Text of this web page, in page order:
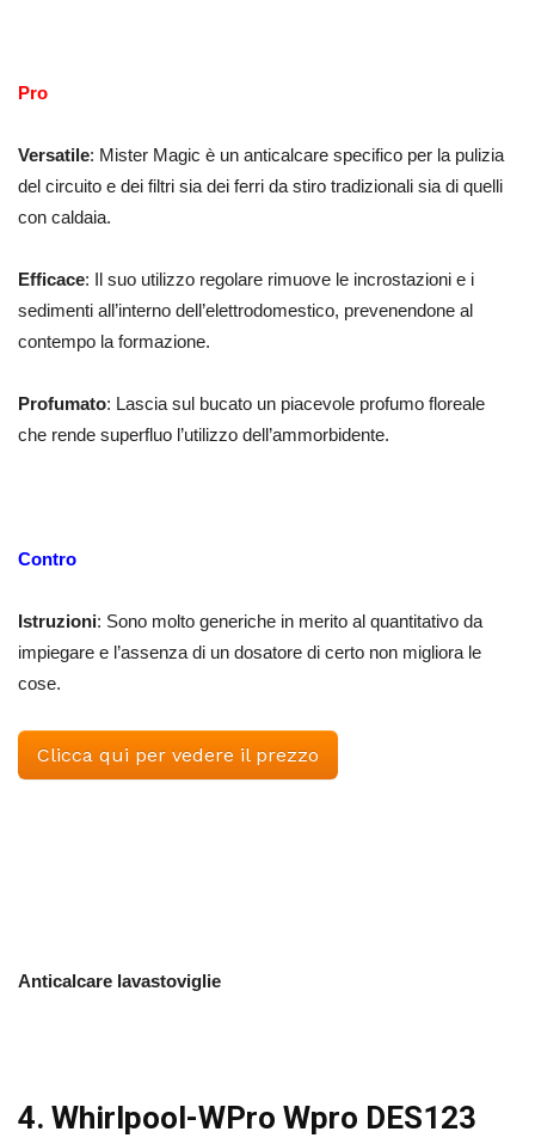
Pro
Versatile: Mister Magic è un anticalcare specifico per la pulizia
del circuito e dei filtri sia dei ferri da stiro tradizionali sia di quelli
con caldaia.
Efficace: Il suo utilizzo regolare rimuove le incrostazioni e i
sedimenti all’interno dell’elettrodomestico, prevenendone al
contempo la formazione.
Profumato: Lascia sul bucato un piacevole profumo floreale
che rende superfluo l’utilizzo dell’ammorbidente.
Contro
Istruzioni: Sono molto generiche in merito al quantitativo da
impiegare e l’assenza di un dosatore di certo non migliora le
cose.
Clicca qui per vedere il prezzo
Anticalcare lavastoviglie
4. Whirlpool-WPro Wpro DES123